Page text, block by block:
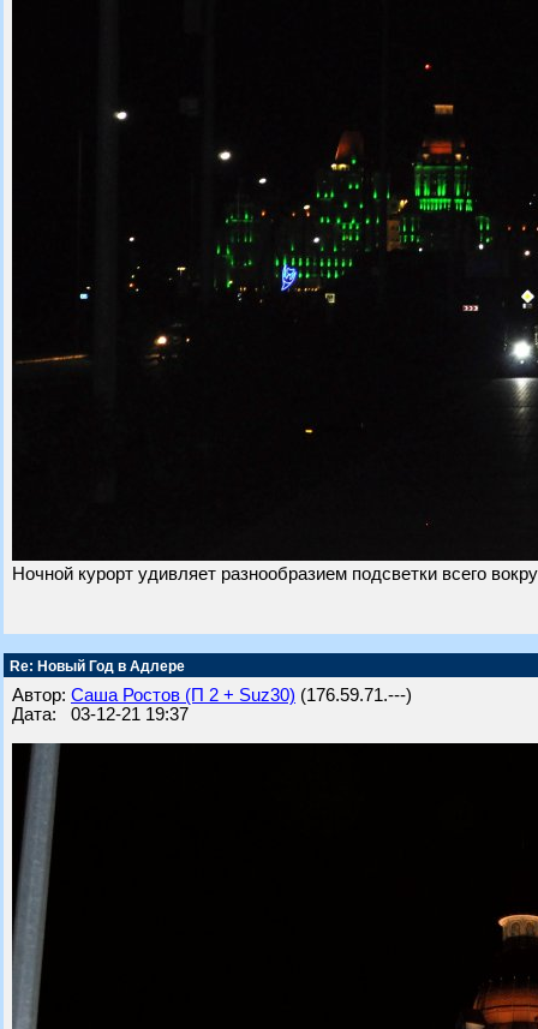
Ночной курорт удивляет разнообразием подсветки всего
Re: Новый Год в Адлере
Автор: Саша Ростов (П 2 + Suz30) (176.59.71.---)
Дата: 03-12-21 19:37